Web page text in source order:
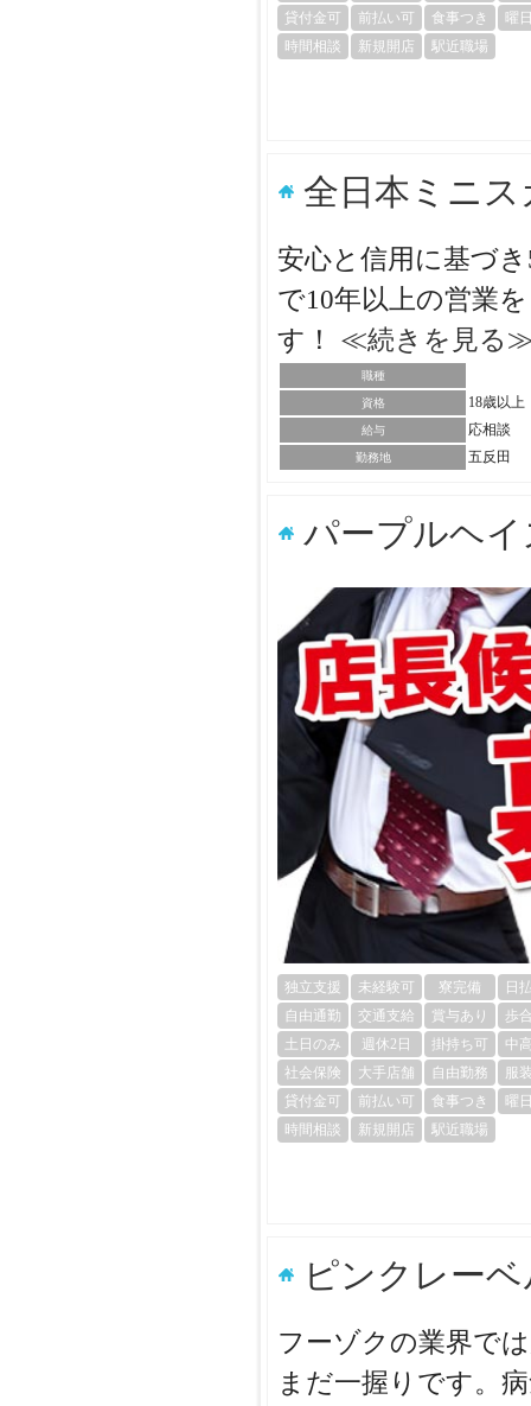
貸付金可
前払い可 食事つき
曜
時間相談
新規開店 駅近職場
全日本ミニス
安心と信用に基づ
で10年以上の営業
す！ ≪続きを見る
職種
資格 18歳以上
給与 応相談
勤務地 五反田
パープルヘイ
独立支援 未経験可 寮完備
日
自由通勤
交通支給 賞与あり
歩
土日のみ
週休2日 掛持ち可
中
社会保険
大手店舗 自由勤務
服
貸付金可
前払い可 食事つき
曜
時間相談
新規開店 駅近職場
ピンクレー
フーゾクの業界で
まだ一握りです。